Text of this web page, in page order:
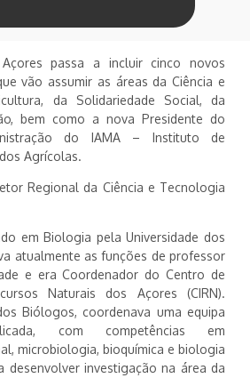
passa a incluir cinco novos
vão assumir as áreas da Ciência e
da Solidariedade Social, da
bem como a nova Presidente do
do IAMA – Instituto de
Agrícolas.
Regional da Ciência e Tecnologia
em Biologia pela Universidade dos
atualmente as funções de professor
e era Coordenador do Centro de
Naturais dos Açores (CIRN).
Biólogos, coordenava uma equipa
com competências em
microbiologia, bioquímica e biologia
desenvolver investigação na área da